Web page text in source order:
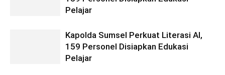
Pelajar
Kapolda Sumsel Perkuat Literasi AI,
159 Personel Disiapkan Edukasi
Pelajar